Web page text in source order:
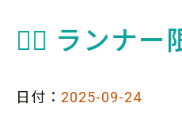
🏃‍♂️ ランナ
日付： 2025-09-24